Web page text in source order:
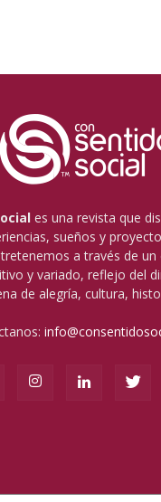
es una revista que
sueños y
a través de un
y variado, reflejo del
de alegría, cultura,